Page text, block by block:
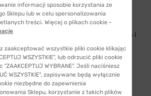
lub wymienić.
i wygodę
– prosty proces zamawiania i
doboru okularów do kształtu twarzy
domu, pozwoli Ci zaoszczędzić czas i
oferujemy niższe ceny niż salony
informacji sposobie korzystania ze
Sklepu lub w celu spersonalizowania
treści. Więcej o plikach cookie -
zaakceptować wszystkie pliki cookie klikając
WSZYSTKIE", lub odrzucić pliki cookie
"ZAAKCEPTUJ WYBRANE". Jeśli naciśniesz
WSZYSTKIE", zapisywane będą wyłącznie
niezbędne do zapewnienia
Sklepu, korzystanie z takich plików